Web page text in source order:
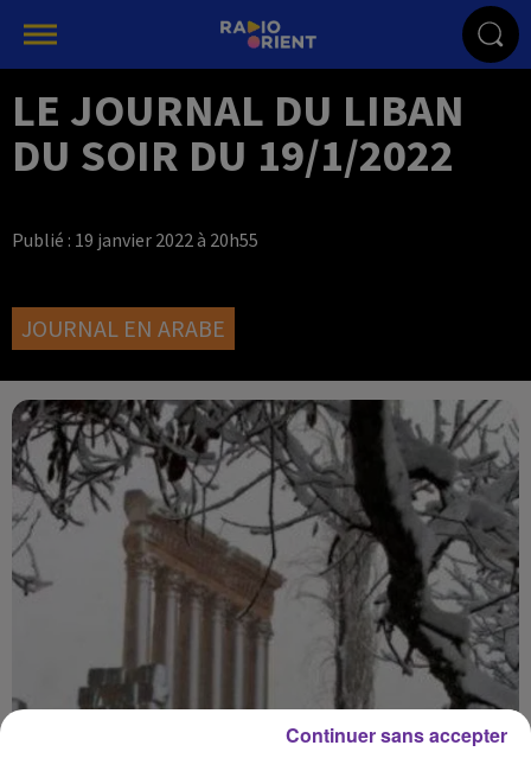
LE JOURNAL DU LIBAN
DU SOIR DU 19/1/2022
Publié : 19 janvier 2022 à 20h55
JOURNAL EN ARABE
Continuer sans accepter